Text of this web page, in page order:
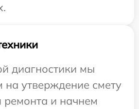
диагностики мы
на утверждение смету
ремонта и начнем